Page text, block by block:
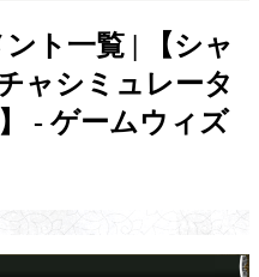
ント一覧 | 【シャ
ャシミュレータ
- ゲームウィズ